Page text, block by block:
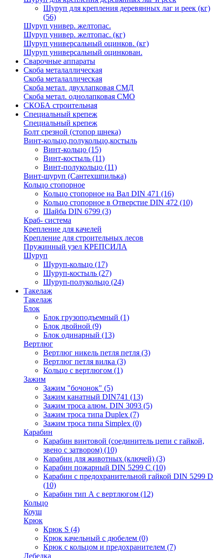
Шуруп для крепления деревянных лаг и реек (кг)
(56)
Шуруп универ. желтопас.
Шуруп универ. желтопас. (кг)
Шуруп универсальный оцинков. (кг)
Шуруп универсальный оцинкован.
Сварочные аппараты
Скоба металаллическая
Скоба металаллическая
Скоба метал. двухлапковая СМД
Скоба метал. однолапковая СМО
СКОБА строительная
Специальный крепеж
Специальный крепеж
Болт срезной (стопор шнека)
Винт-кольцо,полукольцо,костыль
Винт-кольцо (15)
Винт-костыль (11)
Винт-полукольцо (11)
Винт-шуруп (Сантехшпилька)
Кольцо стопорное
Кольцо cтопорное на Вал DIN 471 (16)
Кольцо стопорное в Отверстие DIN 472 (10)
Шайба DIN 6799 (3)
Краб- система
Крепление для качелей
Крепление для строительных лесов
Пружинный узел КРЕПСИЛА
Шуруп
Шуруп-кольцо (17)
Шуруп-костыль (27)
Шуруп-полукольцо (24)
Такелаж
Такелаж
Блок
Блок грузоподъемный (1)
Блок двойной (9)
Блок одинарный (13)
Вертлюг
Вертлюг никель петля петля (3)
Вертлюг петля вилка (3)
Кольцо с вертлюгом (1)
Зажим
Зажим "бочонок" (5)
Зажим канатный DIN741 (13)
Зажим троса алюм. DIN 3093 (5)
Зажим троса типа Duplex (7)
Зажим троса типа Simplex (0)
Карабин
Карабин винтовой (соединитель цепи с гайкой,
звено с затвором) (10)
Карабин для животных (ключей) (3)
Карабин пожарный DIN 5299 C (10)
Карабин с предохранительной гайкой DIN 5299 D
(10)
Карабин тип А с вертлюгом (12)
Кольцо
Коуш
Крюк
Крюк S (4)
Крюк качельный с дюбелем (0)
Крюк с кольцом и предохранителем (7)
Лебедка